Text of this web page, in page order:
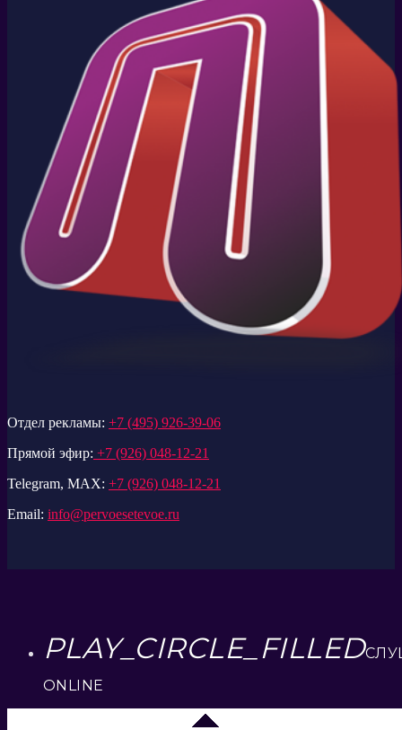
Отдел рекламы: +7 (495) 926-39-06
Прямой эфир: +7 (926) 048-12-21
Telegram, MAX: +7 (926) 048-12-21
Email: info@pervoesetevoe.ru
PLAY_CIRCLE_FILLED
ONLINE